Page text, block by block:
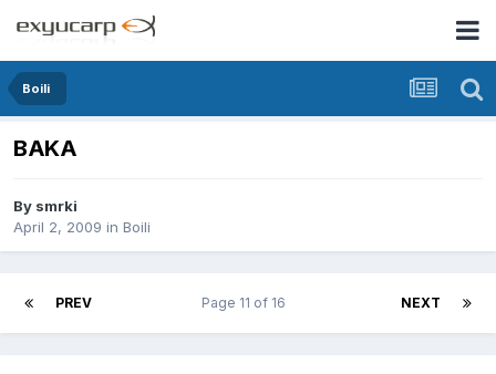
Boili
BAKA
By smrki
April 2, 2009 in Boili
PREV NEXT
Page 11 of 16